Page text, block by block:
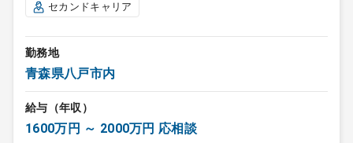
セカンドキャリア
勤務地
青森県八戸市内
給与（年収）
1600万円 ～ 2000万円 応相談